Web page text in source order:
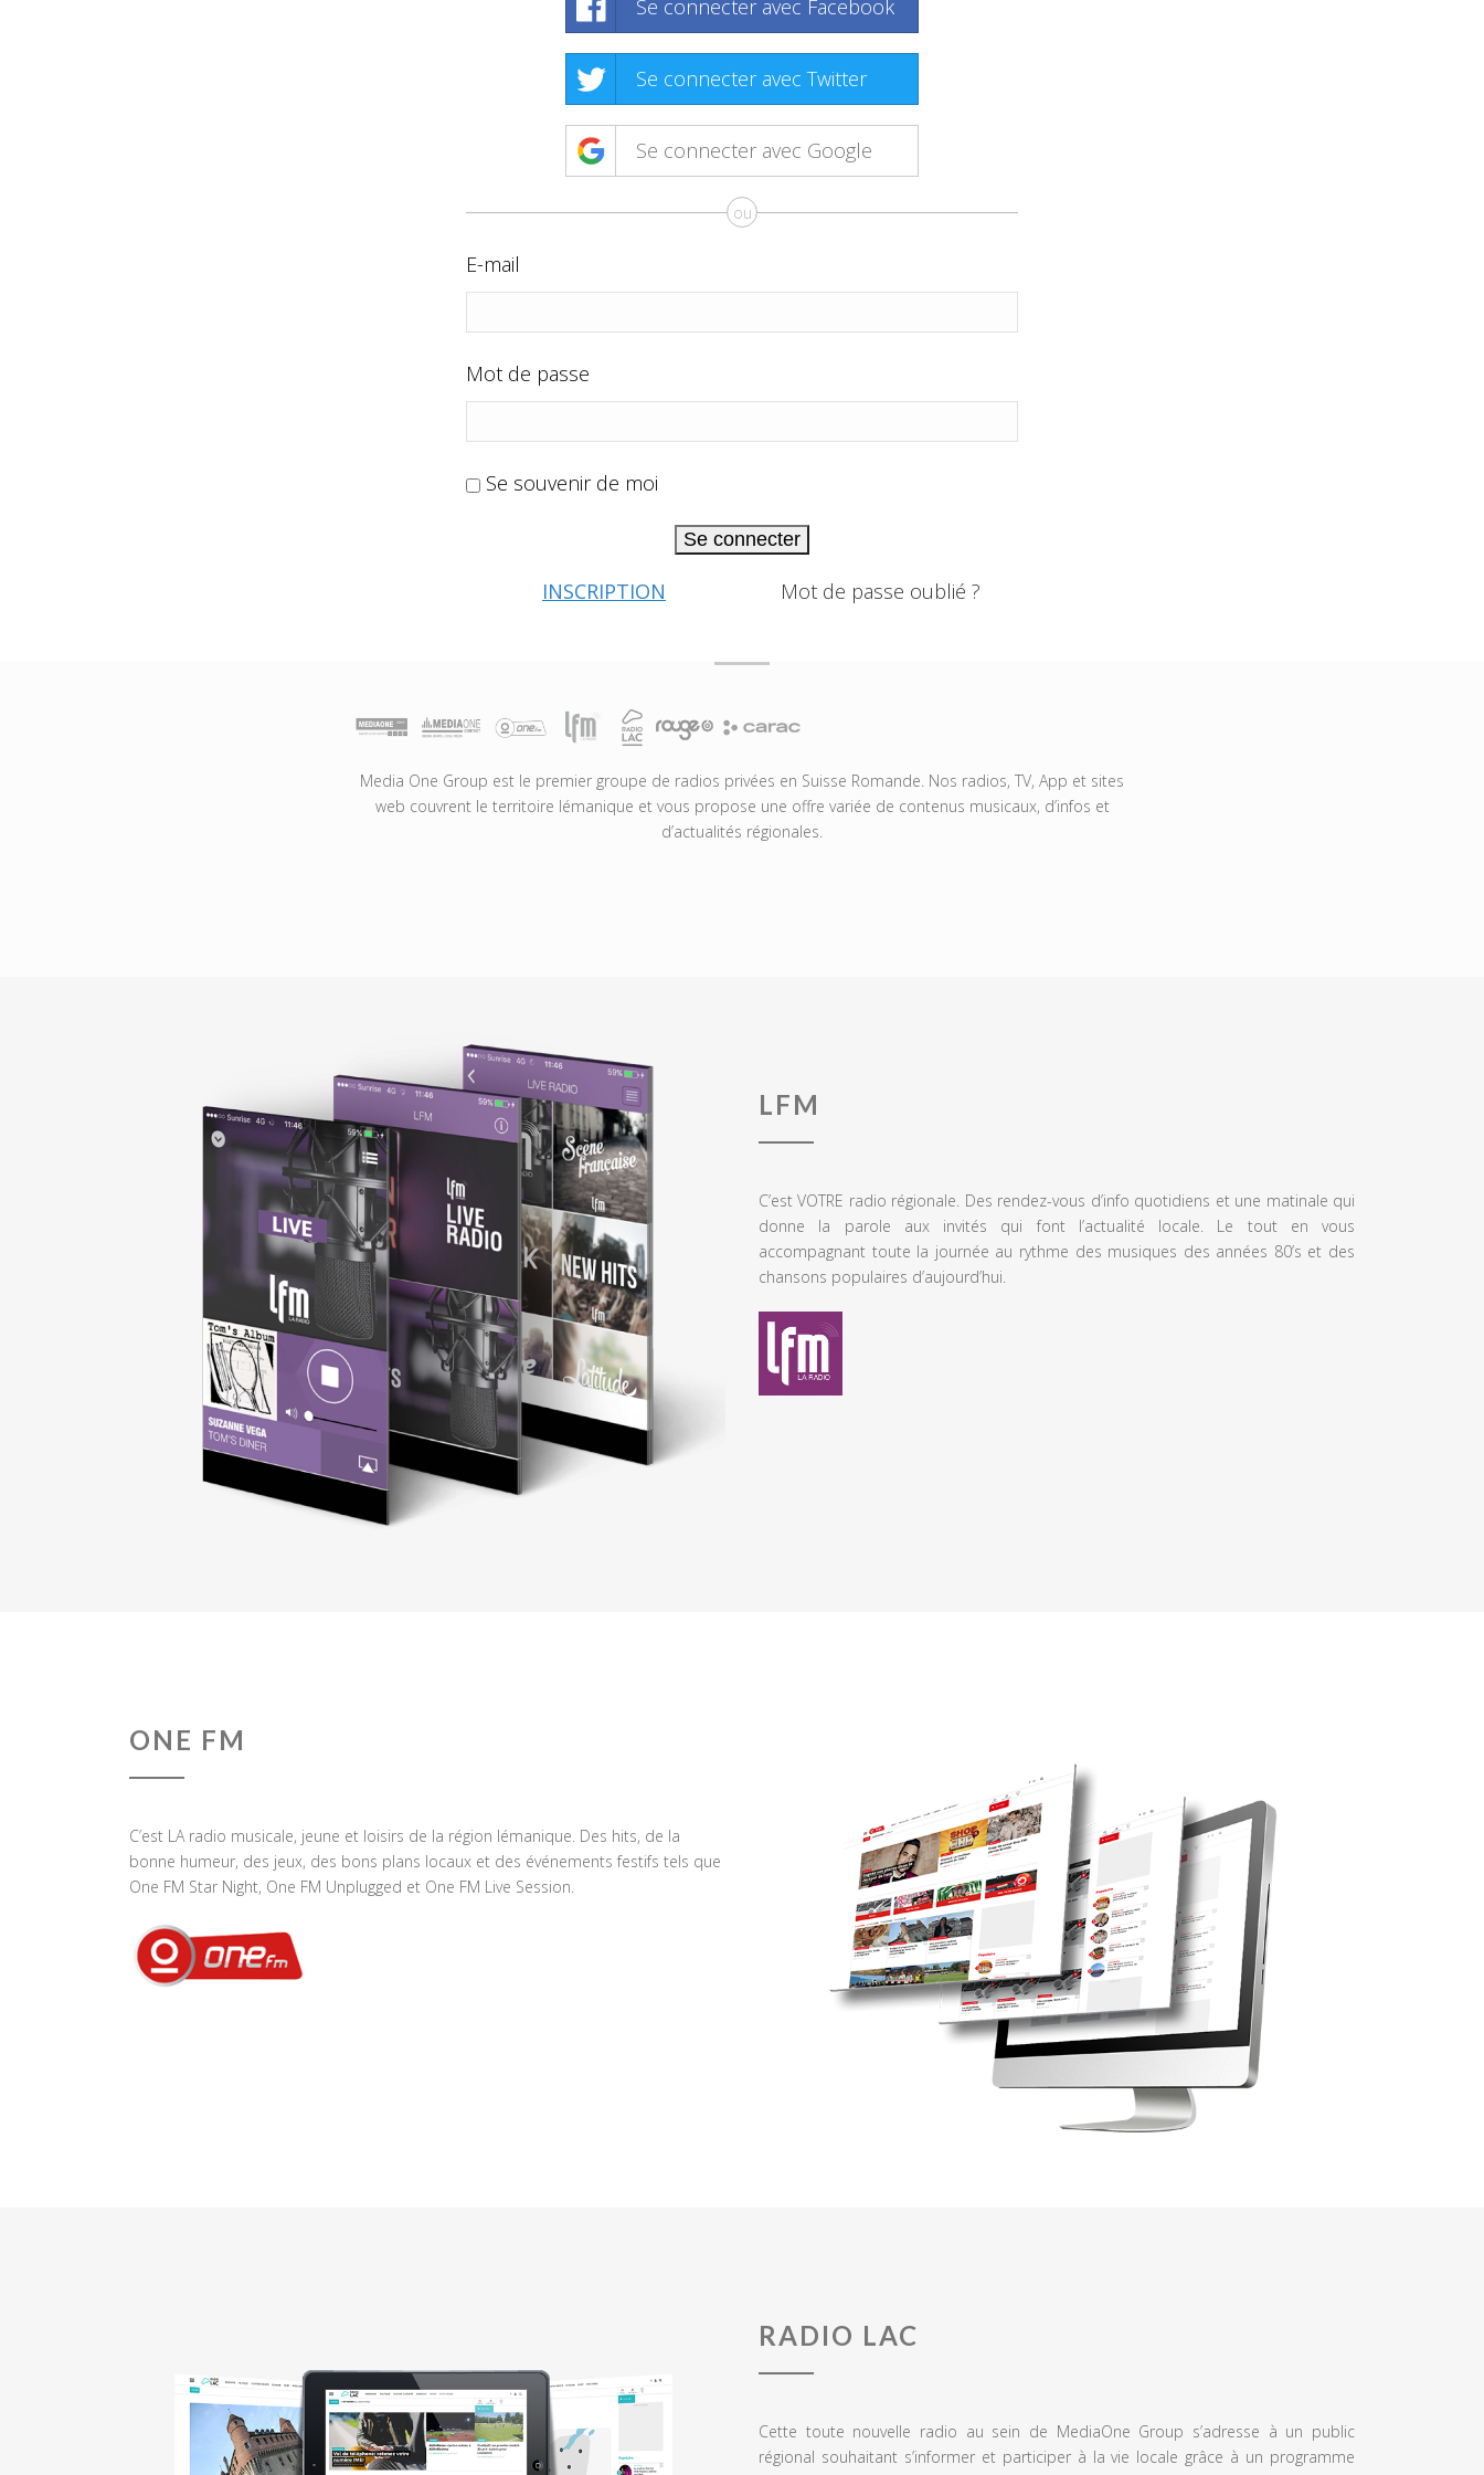
Se connecter avec Facebook
Se connecter avec Twitter
Se connecter avec Google
ou
E-mail
Mot de passe
Se souvenir de moi
Se connecter
INSCRIPTION Mot de passe oublié ?
Media One Group est le premier groupe de radios privées en Suisse Romande. Nos radios, TV, App et sites
web couvrent le territoire lémanique et vous propose une offre variée de contenus musicaux, d’infos et
d’actualités régionales.
LFM
C’est VOTRE radio régionale. Des rendez-vous d’info quotidiens et une matinale qui
donne la parole aux invités qui font l’actualité locale. Le tout en vous
accompagnant toute la journée au rythme des musiques des années 80’s et des
chansons populaires d’aujourd’hui.
ONE FM
C’est LA radio musicale, jeune et loisirs de la région lémanique. Des hits, de la
bonne humeur, des jeux, des bons plans locaux et des événements festifs tels que
One FM Star Night, One FM Unplugged et One FM Live Session.
RADIO LAC
Cette toute nouvelle radio au sein de MediaOne Group s’adresse à un public
régional souhaitant s’informer et participer à la vie locale grâce à un programme